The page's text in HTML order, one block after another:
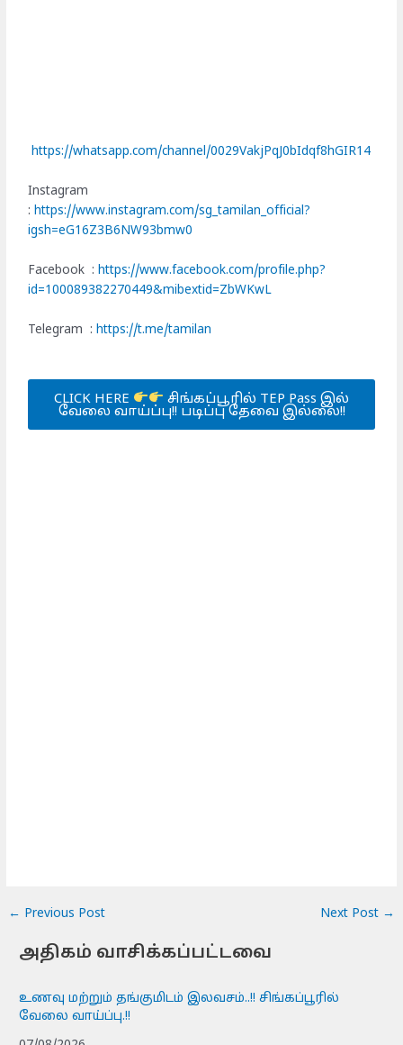
https://whatsapp.com/channel/0029VakjPqJ0bIdqf8hGIR14
Instagram
:https://www.instagram.com/sg_tamilan_official?
igsh=eG16Z3B6NW93bmw0
Facebook :https://www.facebook.com/profile.php?
id=100089382270449&mibextid=ZbWKwL
Telegram :https://t.me/tamilan
CLICK HERE சிங்கப்பூரில் TEP Pass இல்
வேலை வாய்ப்பு!! படிப்பு தேவை இல்லை!!
← Previous Post Next Post →
அதிகம் வாசிக்கப்பட்டவை
உணவு மற்றும் தங்குமிடம் இலவசம்..!! சிங்கப்பூரில்
வேலை வாய்ப்பு.!!